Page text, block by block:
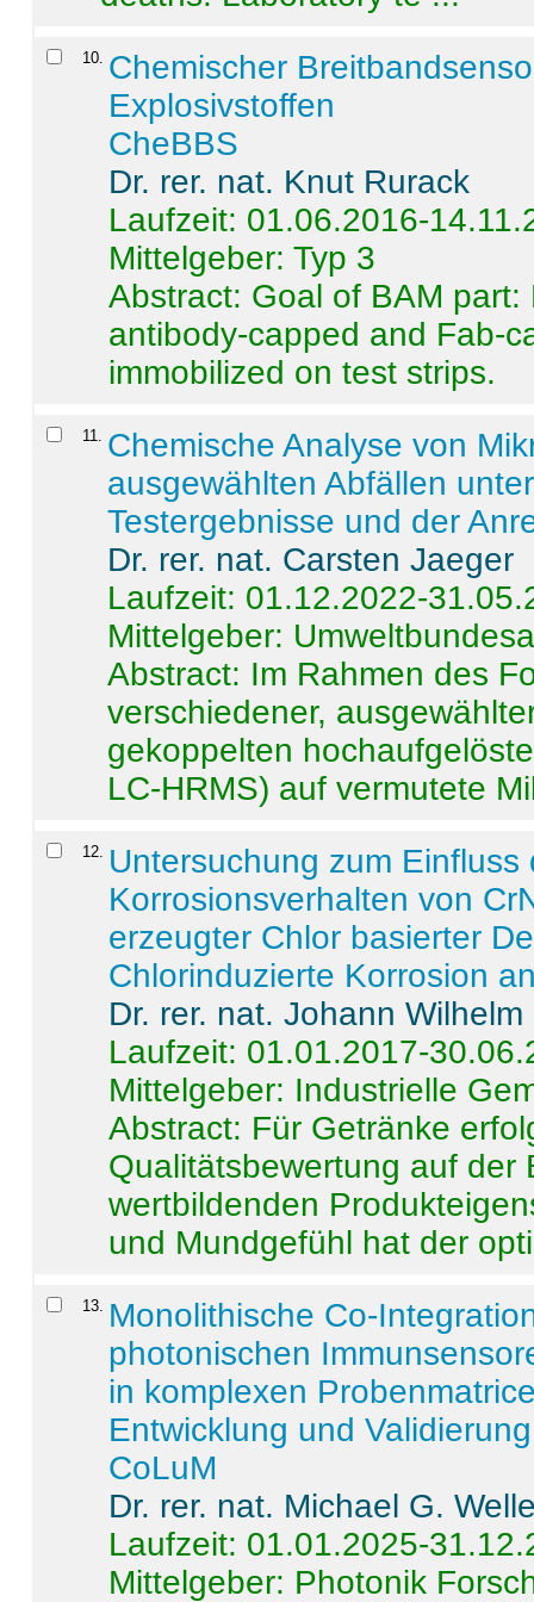
10 Chemischer
Explosivstoffen
CheBBS
Dr. rer. nat. Knut Rurack
Laufzeit: 01.06.2016-
Mittelgeber: Typ 3
Abstract: Goal of BAM
antibody-capped and Fab-
immobilized on test strips.
11
Chemische Analyse von
ausgewählten Abfällen
Testergebnisse und der
Dr. rer. nat. Carsten Jaeger
Laufzeit: 01.12.2022-
Mittelgeber:
Abstract: Im Rahmen des
verschiedener,
gekoppelten
LC-HRMS) auf vermutete
12
Untersuchung zum
Korrosionsverhalten von
erzeugter Chlor basierter
Chlorinduzierte Korrosion
Dr. rer. nat. Johann
Laufzeit: 01.01.2017-
Mittelgeber: Industrielle
Abstract: Für Getränke
Qualitätsbewertung auf der
wertbildenden
und Mundgefühl hat der
13
Monolithische Co-
photonischen
in komplexen
Entwicklung und
CoLuM
Dr. rer. nat. Michael G.
Laufzeit: 01.01.2025-
Mittelgeber: Photonik